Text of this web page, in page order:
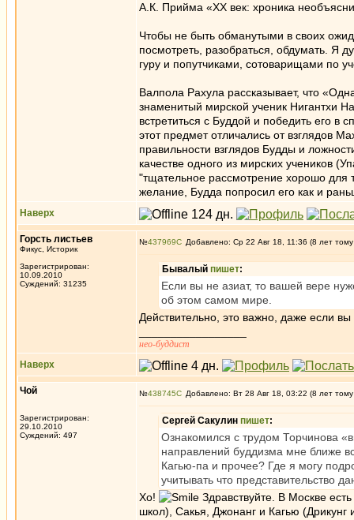
А.К. Прийма «XX век: хроника
Чтобы не быть обманутыми в своих
посмотреть, разобраться, обдумать. Я
гуру и попутчиками, сотоварищами по
Валпола Рахула рассказывает, что
знаменитый мирской ученик Нигантхи
встретиться с Буддой и победить его в
этот предмет отличались от взглядов
правильности взглядов Будды и
качестве одного из мирских учеников
"тщательное рассмотрение хорошо для
желание, Будда попросил его как и
Наверх
Горсть листьев
Фикус, Историк
Зарегистрирован:
10.09.2010
Суждений: 31235
№437969 Добавлено: Ср 22 Авг 18, 11:36 (8 лет
Бывалый пишет:
Если вы не азиат, то вашей вере
об этом самом мире.
Действительно, это важно, даже если вы
нео-буддист
Наверх
Чой
Зарегистрирован:
29.10.2010
Суждений: 497
№438745 Добавлено: Вт 28 Авг 18, 03:22 (8 лет
Сергей Сакулин пишет:
Ознакомился с трудом Торчинова
направлений буддизма мне ближе
Кагью-па и прочее? Где я могу
учитывать что представительство
Хо!
Здравствуйте. В Москве
школ), Сакья, Джонанг и Кагью (Дрикунг